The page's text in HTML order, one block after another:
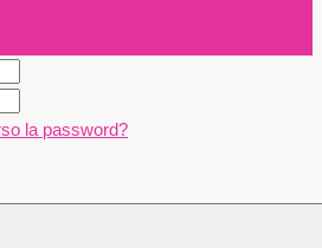
la password?